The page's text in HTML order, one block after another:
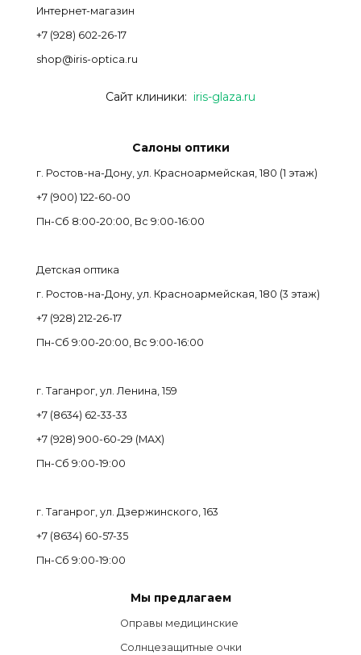
Интернет-магазин
+7 (928) 602-26-17
shop@iris-optica.ru
Сайт клиники: iris-glaza.ru
Салоны оптики
г. Ростов-на-Дону, ул. Красноармейская, 180 (1 этаж)
+7 (900) 122-60-00
Пн-Cб 8:00-20:00, Вс 9:00-16:00
Детская оптика
г. Ростов-на-Дону, ул. Красноармейская, 180 (3 этаж)
+7 (928) 212-26-17
Пн-Cб 9:00-20:00, Вс 9:00-16:00
г. Таганрог, ул. Ленина, 159
+7 (8634) 62-33-33
+7 (928) 900-60-29 (MAX)
Пн-Cб 9:00-19:00
г. Таганрог, ул. Дзержинского, 163
+7 (8634) 60-57-35
Пн-Сб 9:00-19:00
Мы предлагаем
Оправы медицинские
Солнцезащитные очки